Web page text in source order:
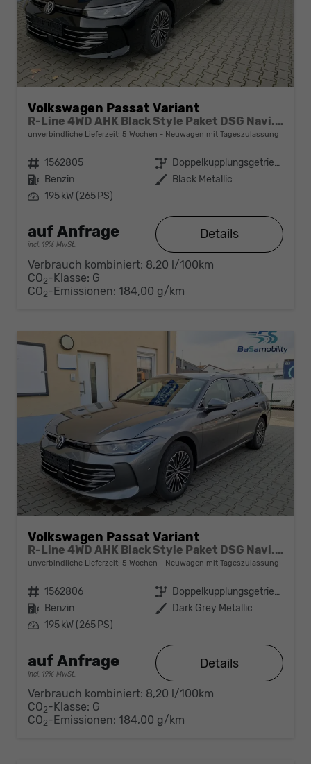
Volkswagen Passat Variant
R-Line 4WD AHK Black Style Paket DSG Navi. Head-UP Matrix-LED ACC
unverbindliche Lieferzeit: 5 Wochen Neuwagen mit Tageszulassung
Fahrzeugnr. 1562805 Getriebe
Doppelkupplungsgetriebe (DSG)
Kraftstoff Benzin Außenfarbe Black Metallic
Leistung 195 kW (265 PS)
auf Anfrage
incl. 19% MwSt.
Details
Verbrauch kombiniert: 8,20 l/100km
CO2-Klasse: G
CO2-Emissionen: 184,00 g/km
Volkswagen Passat Variant
R-Line 4WD AHK Black Style Paket DSG Navi. Head-UP Matrix-LED ACC
unverbindliche Lieferzeit: 5 Wochen Neuwagen mit Tageszulassung
Fahrzeugnr. 1562806 Getriebe
Doppelkupplungsgetriebe (DSG)
Kraftstoff Benzin Außenfarbe Dark Grey Metallic
Leistung 195 kW (265 PS)
auf Anfrage
incl. 19% MwSt.
Details
Verbrauch kombiniert: 8,20 l/100km
CO2-Klasse: G
CO2-Emissionen: 184,00 g/km